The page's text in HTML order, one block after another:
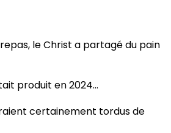
le Christ a partagé du pain
produit en 2024…
certainement tordus de